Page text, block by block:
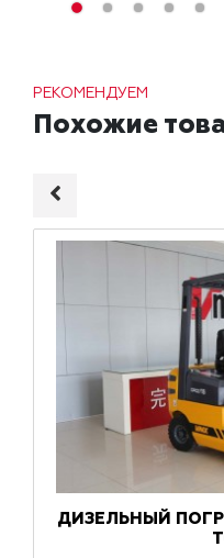
РЕКОМЕНДУЕМ
Похожие
ДИЗЕЛЬНЫЙ